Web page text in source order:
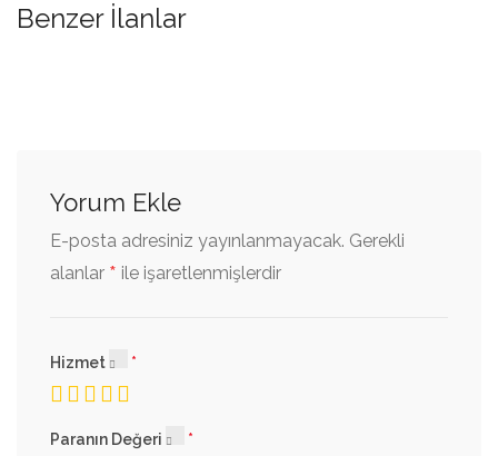
Benzer İlanlar
Yorum Ekle
E-posta adresiniz yayınlanmayacak. Gerekli
alanlar * ile işaretlenmişlerdir
Hizmet
Paranın Değeri